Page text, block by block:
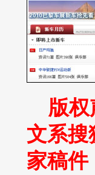
版
文系搜
家稿件